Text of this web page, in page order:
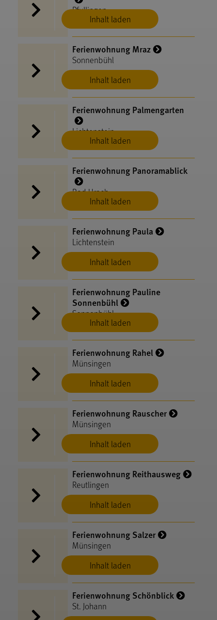
Inhalt laden
Pfullingen
Inhalt laden
Ferienwohnung Mraz
Sonnenbühl
Inhalt laden
Ferienwohnung Palmengarten
Lichtenstein
Inhalt laden
Ferienwohnung Panoramablick
Bad Urach
Inhalt laden
Ferienwohnung Paula
Lichtenstein
Inhalt laden
Ferienwohnung Pauline
Sonnenbühl
Sonnenbühl
Inhalt laden
Ferienwohnung Rahel
Münsingen
Inhalt laden
Ferienwohnung Rauscher
Münsingen
Inhalt laden
Ferienwohnung Reithausweg
Reutlingen
Inhalt laden
Ferienwohnung Salzer
Münsingen
Ferienwohnung Schönblick
St. Johann